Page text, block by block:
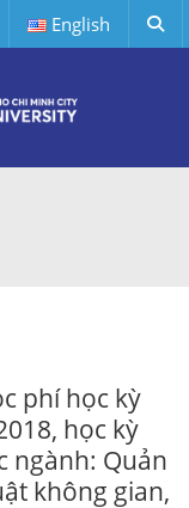
English
phí học kỳ
học kỳ
ngành: Quản
không gian,